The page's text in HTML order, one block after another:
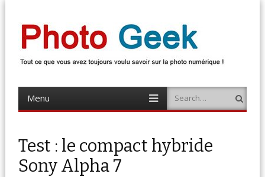
Photo Geek
Menu
content
Search
Test : le compact hybride
Sony Alpha 7